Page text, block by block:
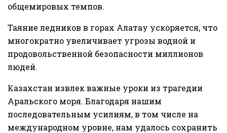
общемировых темпов.
Таяние ледников в горах Алатау ускоряется, что
многократно увеличивает угрозы водной и
продовольственной безопасности миллионов
людей.
Казахстан извлек важные уроки из трагедии
Аральского моря. Благодаря нашим
последовательным усилиям, в том числе на
международном уровне, нам удалось сохранить